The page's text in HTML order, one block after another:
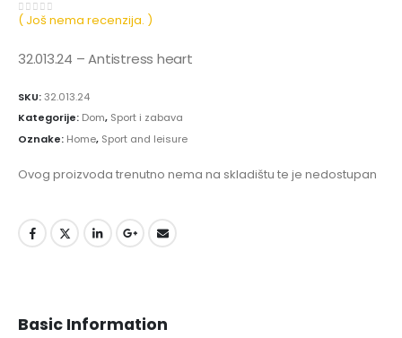
0 out of 5
( Još nema recenzija. )
32.013.24 – Antistress heart
SKU:32.013.24
Kategorije: Dom, Sport i zabava
Oznake: Home, Sport and leisure
Ovog proizvoda trenutno nema na skladištu te je nedostupan
Basic Information